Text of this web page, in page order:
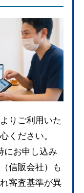
りご利用いた
ください。
にお申し込み
信販会社）も
審査基準が異